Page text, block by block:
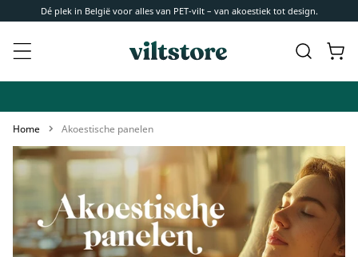
naar de
Dé plek in België voor alles van PET-vilt – van akoestiek tot design.
Home Akoestische panelen